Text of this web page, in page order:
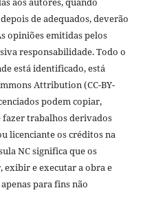
de adequados, deverão
opiniões emitidas pelos
responsabilidade. Todo o
está identificado, está
Attribution (CC-BY-
podem copiar,
trabalhos derivados
licenciante os créditos na
NC significa que os
e executar a obra e
para fins não